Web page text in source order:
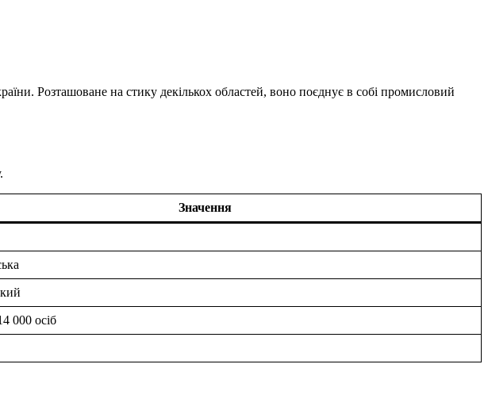
Розташоване на стику декількох областей, воно поєднує в собі промисловий
Значення
000 осіб